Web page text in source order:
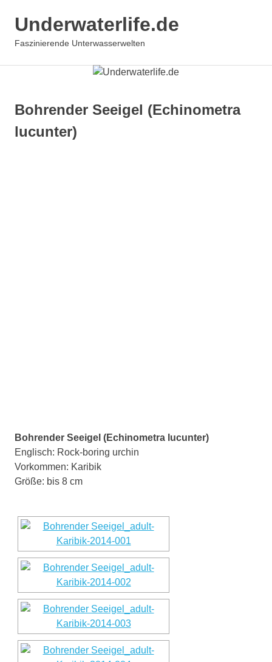
InhaltUnderwaterlife.de
Faszinierende Unterwasserwelten
Bohrender Seeigel (Echinometra
lucunter)
Bohrender Seeigel (Echinometra lucunter)
Englisch: Rock-boring urchin
Vorkommen: Karibik
Größe: bis 8 cm